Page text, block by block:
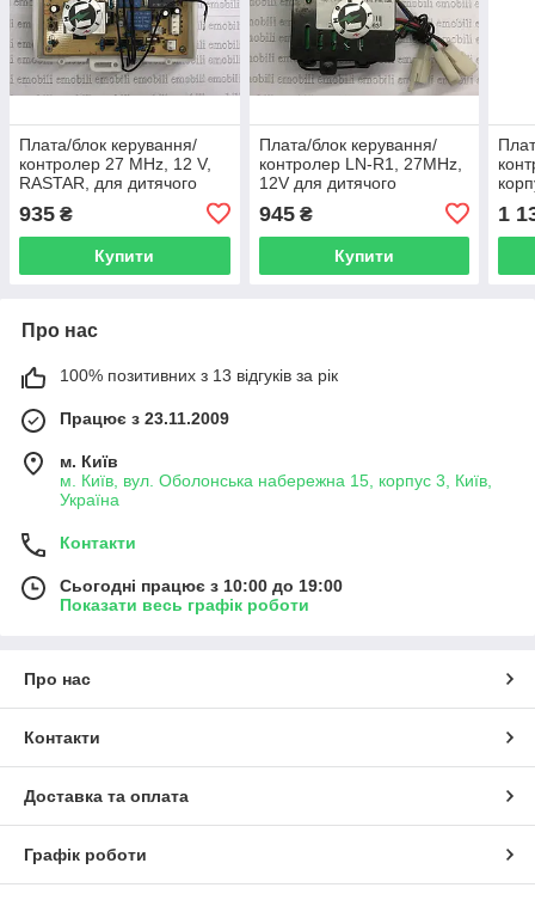
Плата/блок керування/
контролер 27 MHz, 12 V,
RASTAR, для дитячого
935 ₴
Купити
Плата/блок керування/
контролер LN-R1, 27MHz,
12V для дитячого
Хіро, Вранглер, BMW X8
945₴
Купити
1
Про нас
100% позитивних з 13 відгуків за рік
Працює з 23.11.2009
м. Київ
м. Київ, вул. Оболонська набережна 15, корпус 3, Київ,
Україна
Контакти
Сьогодні працює з 10:00 до 19:00
Показати весь графік роботи
Про нас
Контакти
Доставка та оплата
Графік роботи